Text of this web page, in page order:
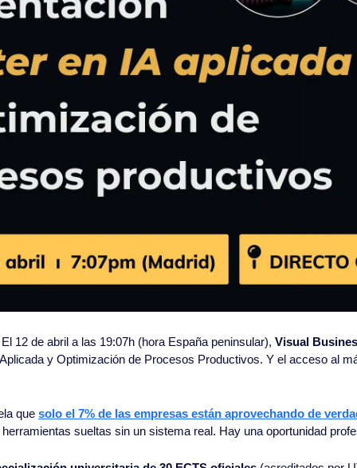
12 de abril a las 19:07h (hora España peninsular), Visual
y Optimización de Procesos Productivos. Y el acceso al
que solo el 7% de las empresas están aprovechando de
sueltas sin un sistema real. Hay una oportunidad